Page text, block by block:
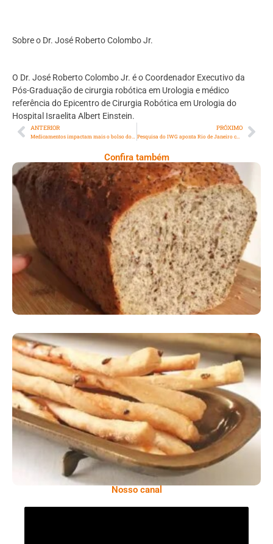
Sobre o Dr. José Roberto Colombo Jr.
O Dr. José Roberto Colombo Jr. é o Coordenador Executivo da
Pós-Graduação de cirurgia robótica em Urologia e médico
referência do Epicentro de Cirurgia Robótica em Urologia do
Hospital Israelita Albert Einstein.
ANTERIOR
Medicamentos impactam mais o bolso dos brasileiros – veja como economizar
PRÓXIMO
Pesquisa do IWG aponta Rio de Janeiro como uma das melhores cidades do mundo para realizar o “workation”, tendência que une trabalho a viagens
Confira também
Comer Bem: Pão Low Carb
Comer Bem: Palitinhos De Cebola E Salsa
Nosso canal